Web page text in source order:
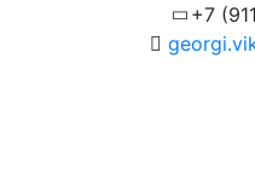
+7